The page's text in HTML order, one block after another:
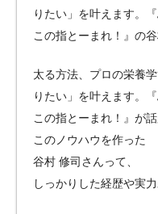
りたい」を叶えます。
この指とーまれ！』の
太る方法、プロの栄養
りたい」を叶えます。
この指とーまれ！』が
このノウハウを作った
谷村 修司さんって、
しっかりした経歴や実